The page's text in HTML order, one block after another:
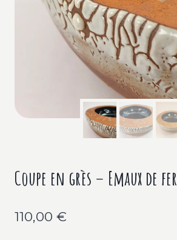
Coupe en grès – Emaux de fer
110,00 €